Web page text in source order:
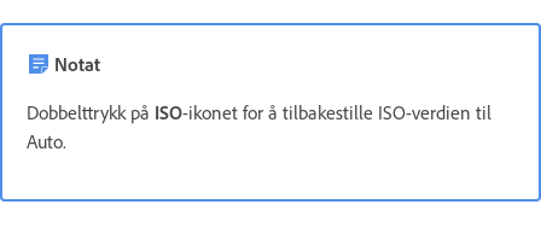
Notat
Dobbelttrykk på ISO-ikonet for å tilbakestille ISO-verdien til
Auto.